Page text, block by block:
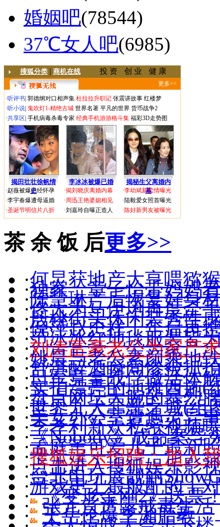
婚姻吧(78544)
37℃女人吧(6985)
搜狐分类| 商机在线 投 资 创 业 健 康
更多>>
·听评书| 郭德纲对口相声集 杜拉拉升职记 张震讲故事 红楼梦
·听小说| 鬼吹灯1-精绝古城 世界名著 平凡的世界 货币战争2
·共享区| 手机病毒杀毒专家 经典手机游游格斗集 福彩3D走势图
揭田壮壮徐帆情
史
李冰冰被爆已婚
揭秘生父离婚内
幕
·赵薇被爆已经怀孕
·李宇春爆遭母逼婚
·圣诞节明信片八折
·揭刘晓庆离婚内幕
·周迅王艳婆媳相见
·刘嘉玲自曝正造人
·李幼斌新恋情曝光
·陆毅爱女照首曝光
·陈好新男友被曝光
茶 余 饭 后更多>>
·何炅获地产大亨喂猕
·独家：章子怡带妈妈
·陈慧琳产后恢复好身
·佟大为马伊琍再度牵
·殷桃街头休闲装秀性
·倪萍赵忠祥十年后再
·范冰冰红地毯服装皆
·刘涛富豪老公为家产
·姚晨与老公素颜乘地
·舒淇醉酒瞬间惨被抓
·日军竟拿战俘做活体
·实拍漂亮的地摊西施(
·盘点网坛大腕的暴烈
·世界九大罪恶之城(组
·美女办公室遭遇灵异
·李孝利新欢私密视频
·《Nobody》成命案导
·孟庭苇可爱儿子最新
·搜狐娱乐招聘：加入
·点击进入搜狐娱乐影
·台北电玩展靓丽
·游戏史上最般配的十
· 《变形金刚2》送票
· 张元首透露戒毒生活
· 王岳伦爆李湘胎教